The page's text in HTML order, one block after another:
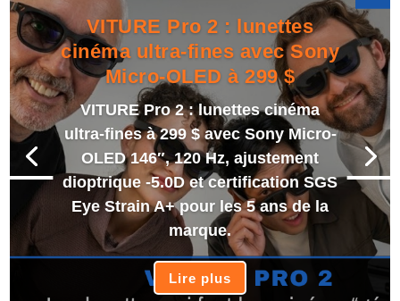
VITURE Pro 2 : lunettes
cinéma ultra-fines avec Sony
Micro-OLED à 299 $
VITURE Pro 2 : lunettes cinéma
ultra-fines à 299 $ avec Sony Micro-
OLED 146″, 120 Hz, ajustement
dioptrique -5.0D et certification SGS
Eye Strain A+ pour les 5 ans de la
marque.
Lire plus